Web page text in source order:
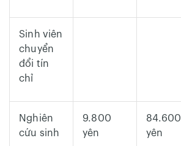
Sinh viên
chuyển
đổi tín
chỉ
Nghiên
cứu sinh
9.800
yên
84.600
yên